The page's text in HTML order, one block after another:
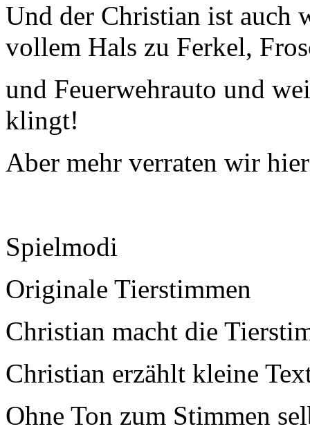
Und der Christian ist auch
vollem Hals zu Ferkel,
und Feuerwehrauto und
klingt!
Aber mehr verraten wir
Spielmodi
Originale Tierstimmen
Christian macht die
Christian erzählt kleine
Ohne Ton zum Stimmen